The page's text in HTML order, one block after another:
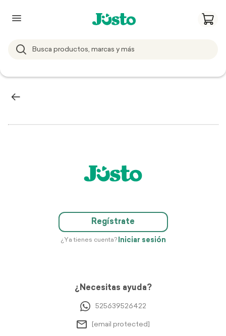
Regístrate
¿Ya tienes cuenta? Iniciar sesión
¿Necesitas ayuda?
525639526422
[email protected]